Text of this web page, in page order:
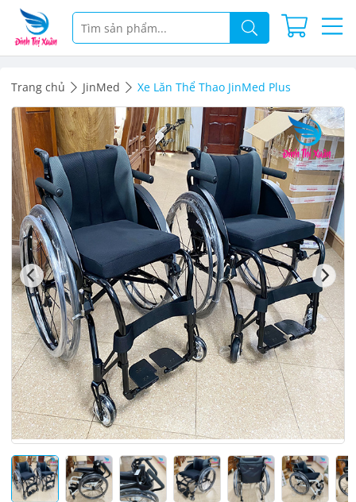
Trang chủ JinMed Xe Lăn Thể Thao JinMed Plus